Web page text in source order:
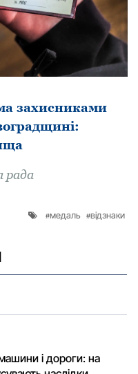
захисниками
рада
медаль відзнаки
і дороги: на